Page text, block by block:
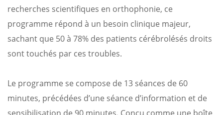
recherches scientifiques en orthophonie, ce
programme répond à un besoin clinique majeur,
sachant que 50 à 78% des patients cérébrolésés droits
sont touchés par ces troubles.
Le programme se compose de 13 séances de 60
minutes, précédées d’une séance d’information et de